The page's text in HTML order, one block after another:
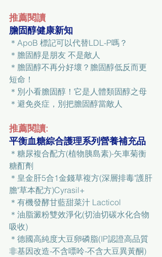
推薦閱讀
膽固醇健康新知
＊ ApoB 標記可以代替LDL-P嗎？
＊ 膽固醇是朋友 不是敵人
＊ 膽固醇不再分好壞？膽固醇低反而更
短命！
＊ 別小看膽固醇！它是人體類固醇之母
＊ 避免炎症，別把膽固醇當敵人
推薦閱讀:
平衡血糖綜合護理系列營養補充品
＊ 糖尿複合配方(植物胰島素)-矢車菊衡
糖酊劑
＊ 皇金肝5合1金錢草複方(深層排毒"護肝
膽"草本配方)Cyrasil+
＊ 有機發酵甘藍甜菜汁 Lacticol
＊ 油脂澱粉雙效淨化(切油切碳水化合物
吸收)
＊ 德國高純度大豆卵磷脂(IP認證高品質
非基因改造-不含嘌呤-不含大豆異黃酮)